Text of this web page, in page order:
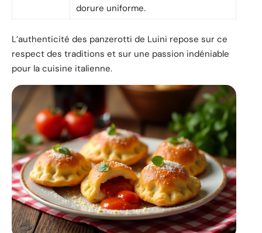
dorure uniforme.
L’authenticité des panzerotti de Luini repose sur ce
respect des traditions et sur une passion indéniable
pour la cuisine italienne.